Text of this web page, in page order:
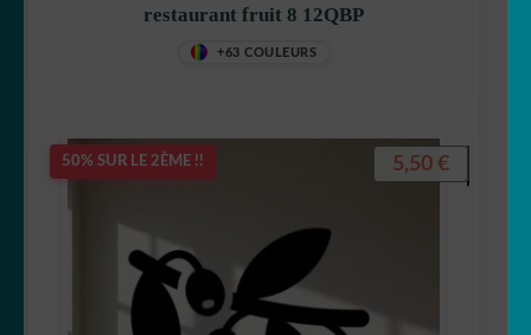
restaurant fruit 8 12QBP
+63 COULEURS
50% SUR LE 2ÈME !! 5,50 €